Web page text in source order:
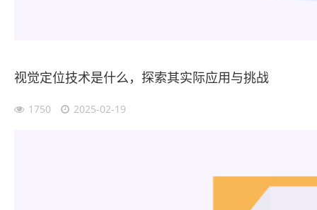
视觉定位技术是什么，探索其实际应用与挑战
1750 2025-02-19